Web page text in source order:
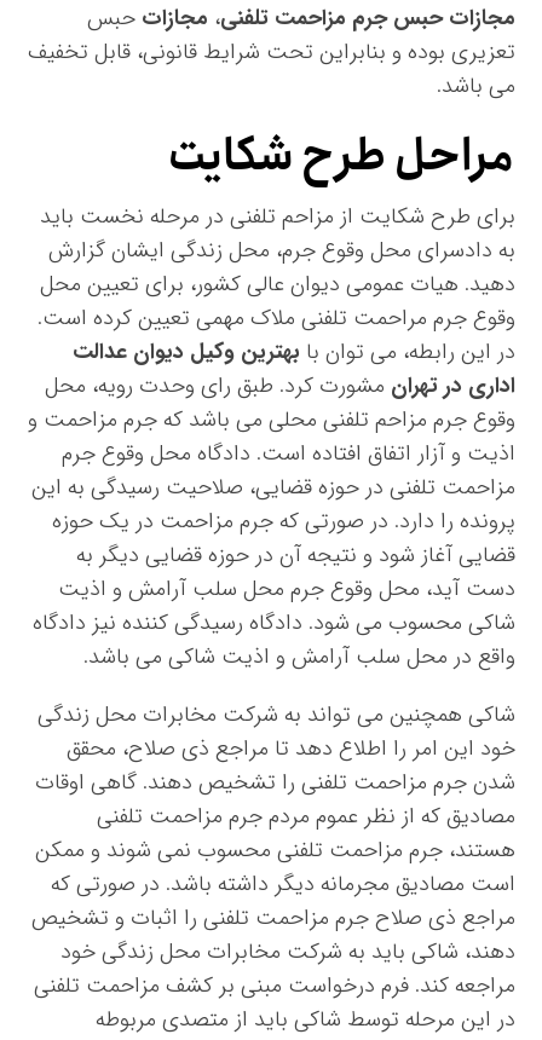
مجازات حبس جرم مزاحمت تلفنی، مجازاتحبس
تعزیری بوده و بنابراین تحت شرایط قانونی، قابل تخفیف
می باشد.
مراحل طرح شکایت
برای طرح شکایت از مزاحم تلفنی در مرحله نخست باید
به دادسرای محل وقوع جرم، محل زندگی ایشان گزارش
دهید. هیات عمومی دیوان عالی کشور، برای تعیین محل
وقوع جرم مراحمت تلفنی ملاک مهمی تعیین کرده است.
در این رابطه، می توان با بهترین وکیل دیوان عدالت
اداری در تهران مشورت کرد. طبق رای وحدت رویه، محل
وقوع جرم مزاحم تلفنی محلی می باشد که جرم مزاحمت و
اذیت و آزار اتفاق افتاده است. دادگاه محل وقوع جرم
مزاحمت تلفنی در حوزه قضایی، صلاحیت رسیدگی به این
پرونده را دارد. در صورتی که جرم مزاحمت در یک حوزه
قضایی آغاز شود و نتیجه آن در حوزه قضایی دیگر به
دست آید، محل وقوع جرم محل سلب آرامش و اذیت
شاکی محسوب می شود. دادگاه رسیدگی کننده نیز دادگاه
واقع در محل سلب آرامش و اذیت شاکی می باشد.
شاکی همچنین می تواند به شرکت مخابرات محل زندگی
خود این امر را اطلاع دهد تا مراجع ذی صلاح، محقق
شدن جرم مزاحمت تلفنی را تشخیص دهند. گاهی اوقات
مصادیق که از نظر عموم مردم جرم مزاحمت تلفنی
هستند، جرم مزاحمت تلفنی محسوب نمی شوند و ممکن
است مصادیق مجرمانه دیگر داشته باشد. در صورتی که
مراجع ذی صلاح جرم مزاحمت تلفنی را اثبات و تشخیص
دهند، شاکی باید به شرکت مخابرات محل زندگی خود
مراجعه کند. فرم درخواست مبنی بر کشف مزاحمت تلفنی
در این مرحله توسط شاکی باید از متصدی مربوطه